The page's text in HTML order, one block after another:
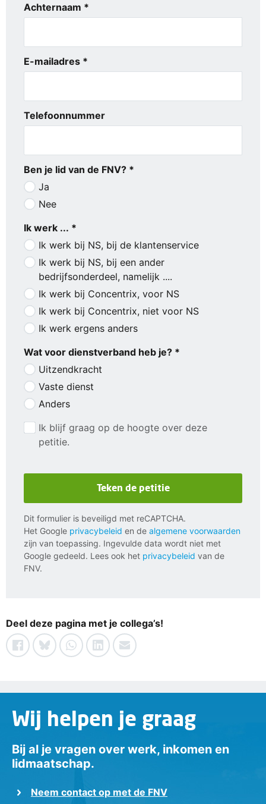
Achternaam *
E-mailadres *
Telefoonnummer
Ben je lid van de FNV? *
Ja
Nee
Ik werk ... *
Ik werk bij NS, bij de klantenservice
Ik werk bij NS, bij een ander
bedrijfsonderdeel, namelijk ....
Ik werk bij Concentrix, voor NS
Ik werk bij Concentrix, niet voor NS
Ik werk ergens anders
Wat voor dienstverband heb je? *
Uitzendkracht
Vaste dienst
Anders
Ik blijf graag op de hoogte over deze
petitie.
Dit formulier is beveiligd met reCAPTCHA.
Het Google privacybeleid en de algemene voorwaarden
zijn van toepassing. Ingevulde data wordt niet met
Google gedeeld. Lees ook het privacybeleid van de
FNV.
Teken de petitie
Deel deze pagina met je collega’s!
Wij helpen je graag
Bij al je vragen over werk, inkomen en
lidmaatschap.
Neem contact op met de FNV